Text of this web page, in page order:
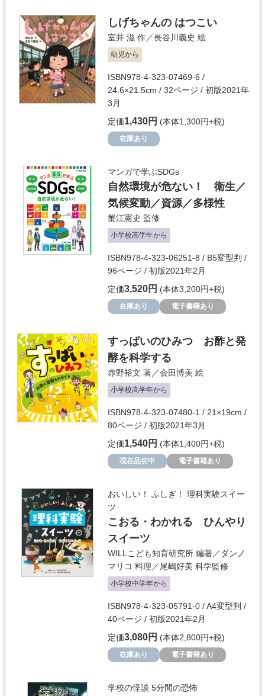
しげちゃんの はつこい
室井 滋 作／長谷川義史 絵
幼児から
ISBN978-4-323-07469-6 /
24.6×21.5cm / 32ページ / 初版2021年
3月
定価1,430円 (本体1,300円+税)
在庫あり
マンガで学ぶSDGs
自然環境が危ない！ 衛生／
気候変動／資源／多様性
蟹江憲史 監修
小学校高学年から
ISBN978-4-323-06251-8 / B5変型判 /
96ページ / 初版2021年2月
定価3,520円 (本体3,200円+税)
在庫あり 電子書籍あり
すっぱいのひみつ お酢と発
酵を科学する
赤野裕文 著／会田博美 絵
小学校高学年から
ISBN978-4-323-07480-1 / 21×19cm /
80ページ / 初版2021年3月
定価1,540円 (本体1,400円+税)
現在品切中 電子書籍あり
おいしい！ ふしぎ！ 理科実験スイー
ツ
こおる・わかれる ひんやり
スイーツ
WILLこども知育研究所 編著／ ダンノ
マリコ 料理／尾嶋好美 科学監修
小学校中学年から
ISBN978-4-323-05791-0 / A4変型判 /
40ページ / 初版2021年2月
定価3,080円 (本体2,800円+税)
在庫あり 電子書籍あり
学校の怪談 5分間の恐怖